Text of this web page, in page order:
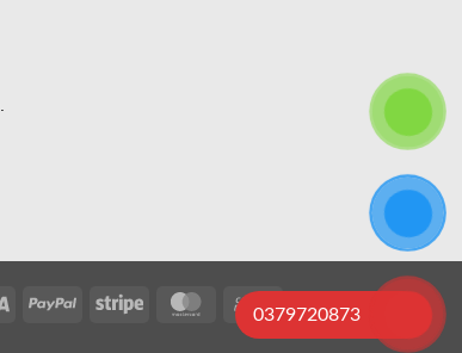
Visa PayPal Stripe MasterCard
0379720873